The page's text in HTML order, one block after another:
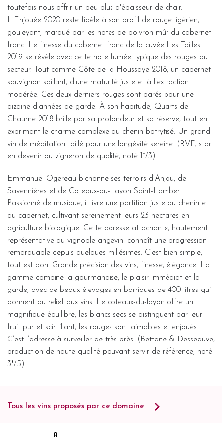
toutefois nous offrir un peu plus d'épaisseur de chair.
L'Enjouée 2020 reste fidèle à son profil de rouge ligérien,
gouleyant, marqué par les notes de poivron mûr du cabernet
franc. Le finesse du cabernet franc de la cuvée Les Tailles
2019 se révèle avec cette note fumée typique des rouges du
secteur. Tout comme Côte de la Houssaye 2018, un cabernet-
sauvignon saillant, d’une maturité juste et à l’extraction
modérée. Ces deux derniers rouges sont parés pour une
dizaine d'années de garde. À son habitude, Quarts de
Chaume 2018 brille par sa profondeur et sa réserve, tout en
exprimant le charme complexe du chenin botrytisé. Un grand
vin de méditation taillé pour une longévité sereine. (RVF, star
en devenir ou vigneron de qualité, noté 1*/3)
Emmanuel Ogereau bichonne ses terroirs d’Anjou, de
Savennières et de Coteaux-du-Layon Saint-Lambert.
Passionné de musique, il livre une partition juste du chenin et
du cabernet, cultivant sereinement leurs 23 hectares en
agriculture biologique. Cette adresse attachante, hautement
représentative du vignoble angevin, connaît une progression
remarquable depuis quelques millésimes. C’est bien simple,
tout est bon. Grande précision des vins, finesse, élégance. La
gamme combine la gourmandise, le plaisir immédiat et la
garde, avec de beaux élevages en barriques de 400 litres qui
donnent du relief aux vins. Le coteaux-du-layon offre un
magnifique équilibre, les blancs secs se distinguent par leur
fruit pur et scintillant, les rouges sont aimables et enjoués.
C’est l’adresse à surveiller de très près. (Bettane & Desseauve,
production de haute qualité pouvant servir de référence, noté
3*/5)
Tous les vins proposés par ce domaine